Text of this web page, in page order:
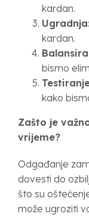
kardan.
kardan.
bismo
kako
Zašto je
vrijeme?
Odgađanje
dovesti do
što su
može ugroziti